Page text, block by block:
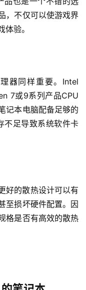
，不仅可以使游戏界
验。
器同样重要。Intel
7或9系列产品CPU
记本电脑配备足够的
不足导致系统软件卡
好的散热设计可以有
至损坏硬件配置。因
格是否有高效的散热